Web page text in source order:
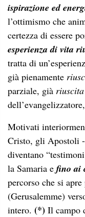
ispirazione ed
l’ottimismo che
certezza di essere
esperienza di vita
tratta di
già pienamente
parziale, già riuscita
Motivati
Cristo, gli Apostoli
diventano
la Samaria e fino ai
percorso che si
(Gerusalemme)
intero. (*) Il campo